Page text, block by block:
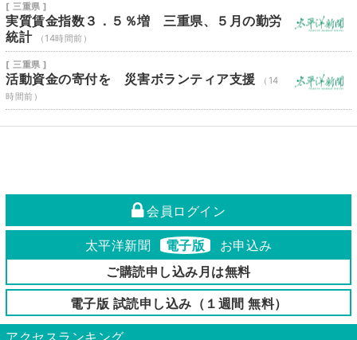
[ 三重県 ]
実質賃金指数３．５％増 三重県、５月の勤労
統計
（14時間前）
[ 三重県 ]
活動資金の寄付を 災害ボランティア支援
（14
時間前）
会員ログイン
太平洋新聞 電子版
お申込み
ご購読申し込み月は無料
電子版 試読申し込み（１週間 無料）
アクセスランキング